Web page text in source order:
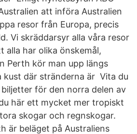
att införa Australien
resor från Europa, precis
Vi skräddarsyr alla våra resor
alla har olika önskemål,
Perth kör man upp längs
kust där stränderna är Vita du
för den norra delen av
här ett mycket mer tropiskt
skogar och regnskogar.
är beläget på Australiens